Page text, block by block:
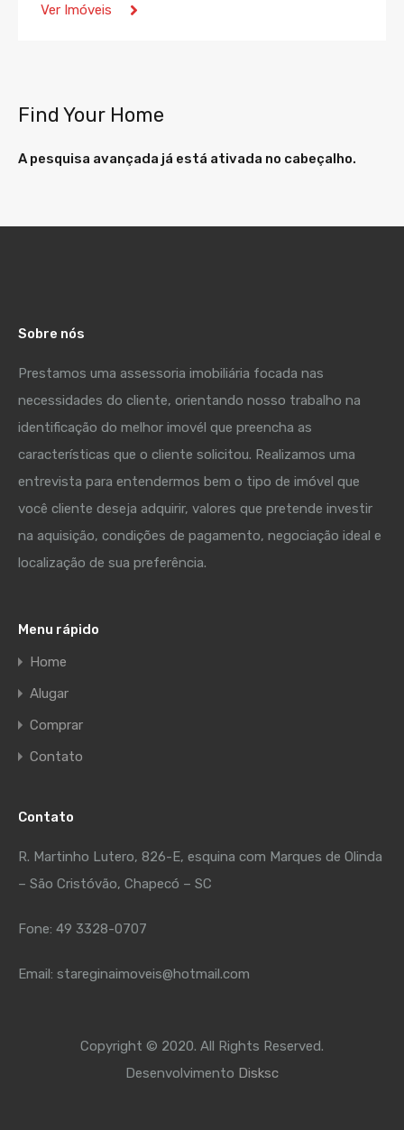
Ver Imóveis
Find Your Home
A pesquisa avançada já está ativada no cabeçalho.
Sobre nós
Prestamos uma assessoria imobiliária focada nas
necessidades do cliente, orientando nosso trabalho na
identificação do melhor imovél que preencha as
características que o cliente solicitou. Realizamos uma
entrevista para entendermos bem o tipo de imóvel que
você cliente deseja adquirir, valores que pretende investir
na aquisição, condições de pagamento, negociação ideal e
localização de sua preferência.
Menu rápido
Home
Alugar
Comprar
Contato
Contato
R. Martinho Lutero, 826-E, esquina com Marques de Olinda
– São Cristóvão, Chapecó – SC
Fone: 49 3328-0707
Email: stareginaimoveis@hotmail.com
Copyright © 2020. All Rights Reserved.
Desenvolvimento Disksc